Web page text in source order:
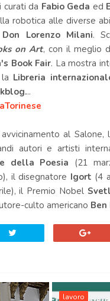
curati da Fabio Geda ed
robotica alle diverse
Don Lorenzo Milani.
on Art, con il meglio
Book Fair. La mostra
Libreria
..
al Salone,
autori e artisti
della Poesia (21
il disegnatore Igort (4
il Premio Nobel
culto americano Ben
lavoro